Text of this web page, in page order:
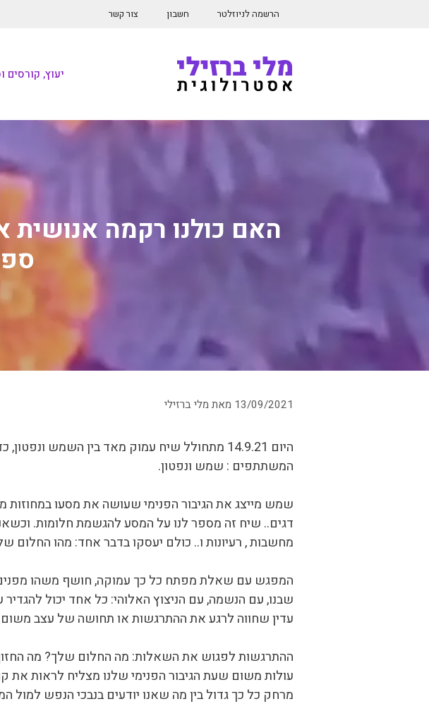
הרשמה לניוזלטר חשבון צור קשר
יעוץ, קורסים
האם כולנו רקמה
13/09/2021 מאת מלי ברזילי
היום 14.9.21 מתחולל שיח עמוק מאד בין השמש
המשתתפים : שמש ונפטון.
שמש מייצג את הגיבור הפנימי שעושה את מסעו
דגים.. שיח זה מספר לנו על המסע להגשמת חלומות.
מחשבות , רעיונות ו.. כולם יעסקו בדבר אחד: מהו החלום
המפגש עם שאלת מפתח כל כך עמוקה, חושף משהו
שבנו, עם הנשמה, עם הניצוץ האלוהי: כל אחד יכול
עדין שחווה לרגע את ההתרגשות או תחושה של עצב משום
ההתרגשות לפגוש את השאלות: מה החלום שלך? מה
עולות משום שעת הגיבור הפנימי שלנו מצליח לראות את
מרחק כל כך גדול בין מה שאנו יודעים בנבכי הנפש למול